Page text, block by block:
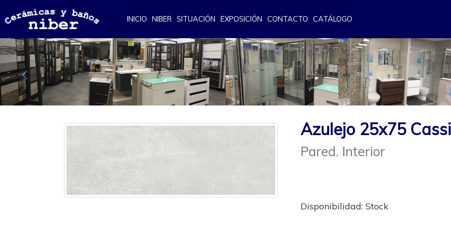
INICIO NIBER SITUACIÓN EXPOSICIÓN CONTACTO CATÁLOGO
Anterior
Azulejo 25x75
Pared. Interior
Disponibilidad: Stock